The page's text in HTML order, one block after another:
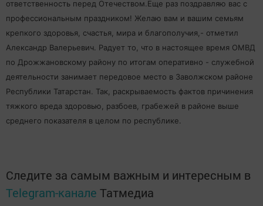
ответственность перед Отечеством.Еще раз поздравляю вас с
профессиональным праздником! Желаю вам и вашим семьям
крепкого здоровья, счастья, мира и благополучия,- отметил
Александр Валерьевич. Радует то, что в настоящее время ОМВД
по Дрожжановскому району по итогам оперативно - служебной
деятельности занимает передовое место в Заволжском районе
Республики Татарстан. Так, раскрываемость фактов причинения
тяжкого вреда здоровью, разбоев, грабежей в районе выше
среднего показателя в целом по республике.
Следите за самым важным и интересным в
Telegram-канале Татмедиа